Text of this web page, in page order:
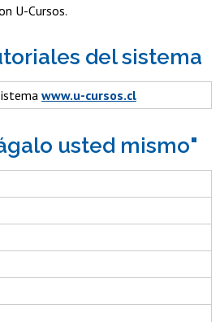
U-Cursos.
del sistema
www.u-cursos.cl
usted mismo"